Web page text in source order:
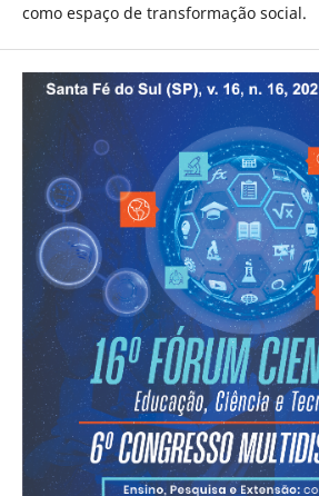
como espaço de transformação social.